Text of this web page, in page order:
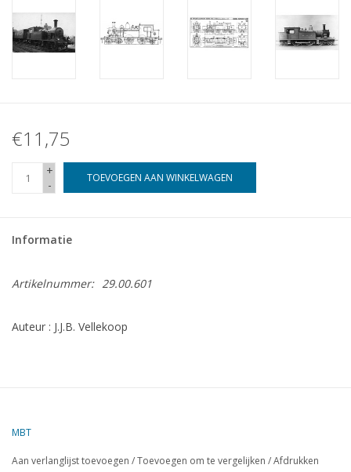
€11,75
+
-
TOEVOEGEN AAN WINKELWAGEN
Informatie
Artikelnummer: 29.00.601
Auteur : J.J.B. Vellekoop
MBT
Aan verlanglijst toevoegen /Toevoegen om te vergelijken /Afdrukken